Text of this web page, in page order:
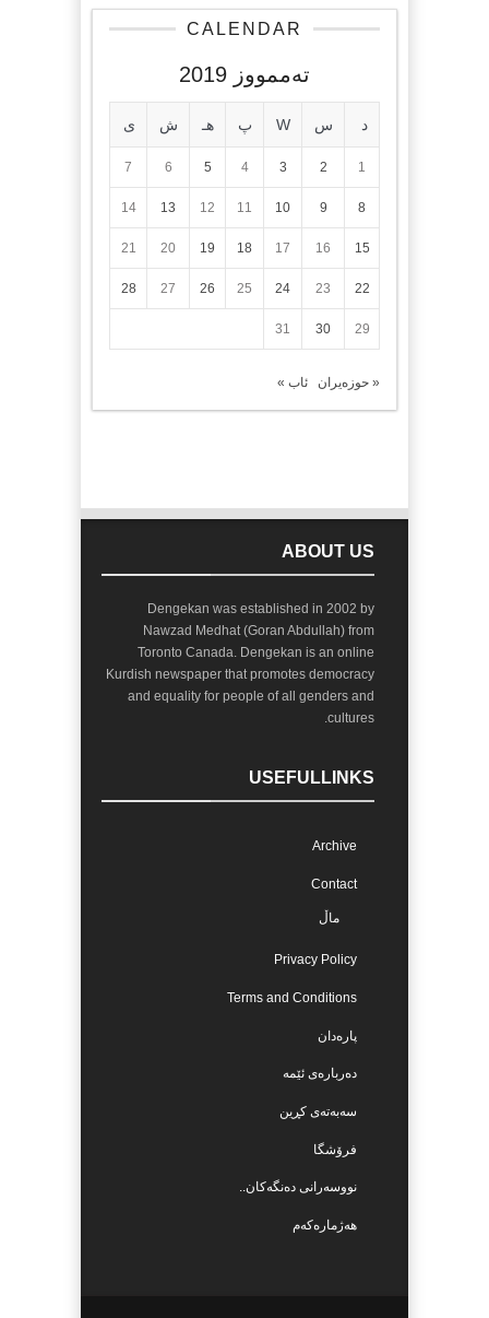
CALENDAR
تەممووز 2019
د س W پ هـ ش ی
1
2
3
4
5
6
7
8
9
10
11
12
13
14
15
16
17
18
19
20
21
22
23
24
25
26
27
28
29
30
31
« حوزەیران ئاب »
ABOUT US
Dengekan was established in 2002 by
Nawzad Medhat (Goran Abdullah) from
Toronto Canada. Dengekan is an online
Kurdish newspaper that promotes democracy
and equality for people of all genders and
cultures.
USEFULLINKS
Archive
Contact
ماڵ
Privacy Policy
Terms and Conditions
پارەدان
دەربارەی ئێمە
سەبەتەی کڕین
فرۆشگا
نووسەرانی دەنگەکان..
هەژمارەکەم